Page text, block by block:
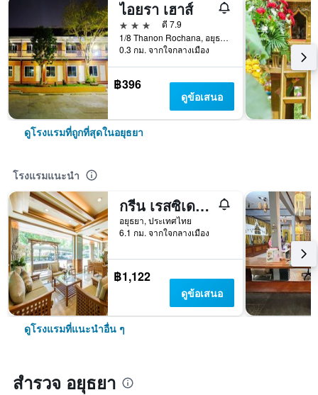
ไอยรา เฮาส์
3 ดาว
ดี 7.9
1/8 Thanon Rochana, อยุธยา, ประเทศไทย
0.3 กม. จากใจกลางเมือง
฿396
ดูข้อเสนอ
ดูโรงแรมที่ถูกที่สุดในอยุธยา
โรงแรมแนะนำ
กรีน เรสซิเดนซ์ อยุธยา - SHA Plus
อยุธยา, ประเทศไทย
6.1 กม. จากใจกลางเมือง
฿1,122
ดูข้อเสนอ
ดูโรงแรมที่แนะนำอื่น ๆ
สำรวจ อยุธยา